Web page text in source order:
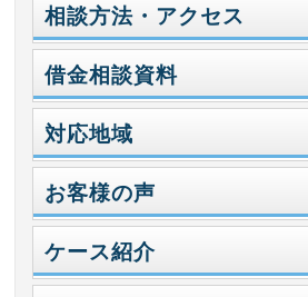
相談方法・アクセス
借金相談資料
対応地域
お客様の声
ケース紹介